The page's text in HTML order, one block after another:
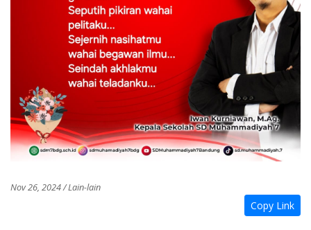
Nov 26, 2024 / Lain-lain
Copy Link